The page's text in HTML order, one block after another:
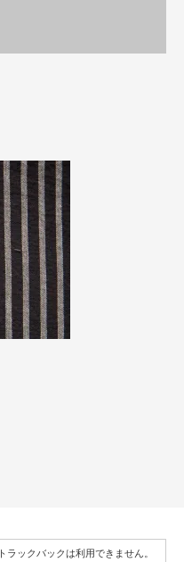
トラックバックは利用できません。